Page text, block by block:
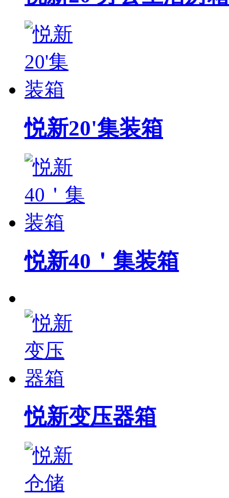
悦新20'集装箱
悦新40＇集装箱
悦新变压器箱